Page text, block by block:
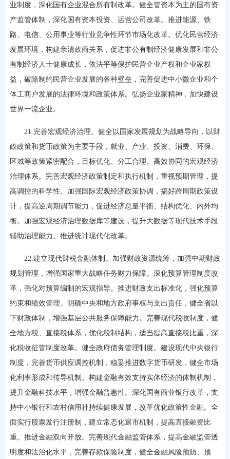
业制度，深化国有企业混合所有制改革。健全管资本为主的国有资
产监管体制，深化国有资本投资、运营公司改革。推进能源、铁
路、电信、公用事业等行业竞争性环节市场化改革。优化民营经济
发展环境，构建亲清政商关系，促进非公有制经济健康发展和非公
有制经济人士健康成长，依法平等保护民营企业产权和企业家权
益，破除制约民营企业发展的各种壁垒，完善促进中小微企业和个
体工商户发展的法律环境和政策体系。弘扬企业家精神，加快建设
世界一流企业。
21.完善宏观经济治理。健全以国家发展规划为战略导向，以财
政政策和货币政策为主要手段，就业、产业、投资、消费、环保、
区域等政策紧密配合，目标优化、分工合理、高效协同的宏观经济
治理体系。完善宏观经济政策制定和执行机制，重视预期管理，提
高调控的科学性。加强国际宏观经济政策协调，搞好跨周期政策设
计，提高逆周期调节能力，促进经济总量平衡、结构优化、内外均
衡。加强宏观经济治理数据库等建设，提升大数据等现代技术手段
辅助治理能力。推进统计现代化改革。
22.建立现代财税金融体制。加强财政资源统筹，加强中期财政
规划管理，增强国家重大战略任务财力保障。深化预算管理制度改
革，强化对预算编制的宏观指导。推进财政支出标准化，强化预算
约束和绩效管理。明确中央和地方政府事权与支出责任，健全省以
下财政体制，增强基层公共服务保障能力。完善现代税收制度，健
全地方税、直接税体系，优化税制结构，适当提高直接税比重，深
化税收征管制度改革。健全政府债务管理制度。建设现代中央银行
制度，完善货币供应调控机制，稳妥推进数字货币研发，健全市场
化利率形成和传导机制。构建金融有效支持实体经济的体制机制，
提升金融科技水平，增强金融普惠性。深化国有商业银行改革，支
持中小银行和农村信用社持续健康发展，改革优化政策性金融。全
面实行股票发行注册制，建立常态化退市机制，提高直接融资比
重。推进金融双向开放。完善现代金融监管体系，提高金融监管透
明度和法治化水平，完善存款保险制度，健全金融风险预防、预